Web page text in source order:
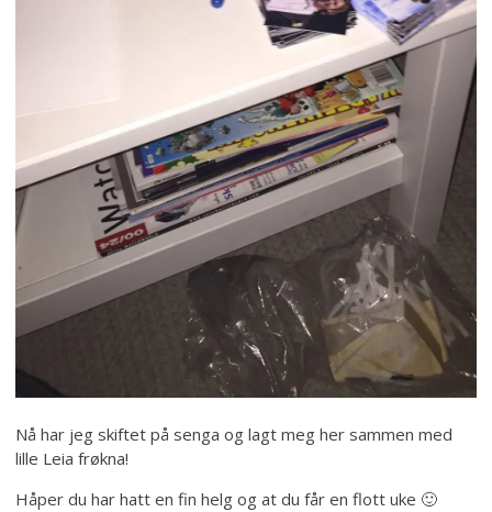
Nå har jeg skiftet på senga og lagt meg her sammen med
lille Leia frøkna!
Håper du har hatt en fin helg og at du får en flott uke 🙂